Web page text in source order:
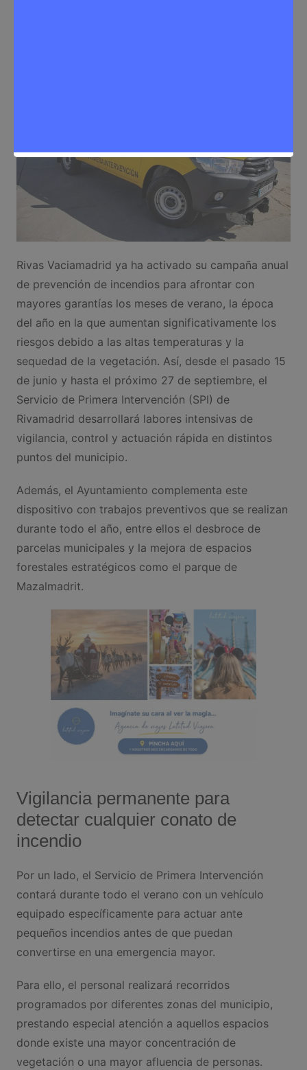
Rivas Vaciamadrid ya ha activado su campaña anual
de prevención de incendios para afrontar con
mayores garantías los meses de verano, la época
del año en la que aumentan significativamente los
riesgos debido a las altas temperaturas y la
sequedad de la vegetación. Así, desde el pasado 15
de junio y hasta el próximo 27 de septiembre, el
Servicio de Primera Intervención (SPI) de
Rivamadrid desarrollará labores intensivas de
vigilancia, control y actuación rápida en distintos
puntos del municipio.
Además, el Ayuntamiento complementa este
dispositivo con trabajos preventivos que se realizan
durante todo el año, entre ellos el desbroce de
parcelas municipales y la mejora de espacios
forestales estratégicos como el parque de
Mazalmadrit.
Vigilancia permanente para
detectar cualquier conato de
incendio
Por un lado, el Servicio de Primera Intervención
contará durante todo el verano con un vehículo
equipado específicamente para actuar ante
pequeños incendios antes de que puedan
convertirse en una emergencia mayor.
Para ello, el personal realizará recorridos
programados por diferentes zonas del municipio,
prestando especial atención a aquellos espacios
donde existe una mayor concentración de
vegetación o una mayor afluencia de personas.